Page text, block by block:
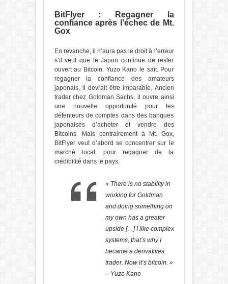
BitFlyer : Regagner la
confiance après l’échec de Mt.
Gox
En revanche, il n’aura pas le droit à l’erreur
s’il veut que le Japon continue de rester
ouvert au Bitcoin. Yuzo Kano le sait. Pour
regagner la confiance des amateurs
japonais, il devrait être imparable. Ancien
trader chez Goldman Sachs, il ouvre ainsi
une nouvelle opportunité pour les
détenteurs de comptes dans des banques
japonaises d’acheter et vendre des
Bitcoins. Mais contrairement à Mt. Gox,
BitFlyer veut d’abord se concentrer sur le
marché local, pour regagner de la
crédibilité dans le pays.
« There is no stability in
working for Goldman
and doing something on
my own has a greater
upside […] I like complex
systems, that’s why I
became a derivatives
trader. Now it’s bitcoin. »
– Yuzo Kano